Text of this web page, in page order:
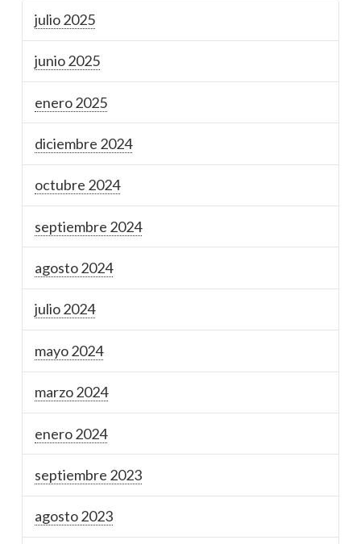
julio 2025
junio 2025
enero 2025
diciembre 2024
octubre 2024
septiembre 2024
agosto 2024
julio 2024
mayo 2024
marzo 2024
enero 2024
septiembre 2023
agosto 2023